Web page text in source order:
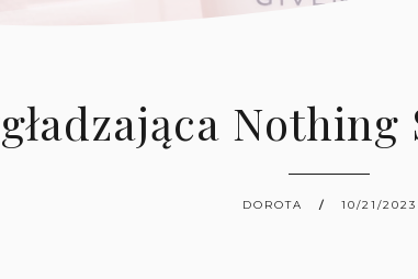
DOROTA 10/21/2023